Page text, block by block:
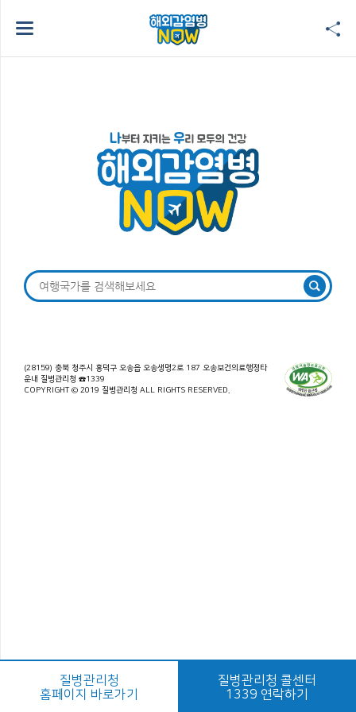
(28159) 충북 청주시 흥덕구 오송읍 오송생명2로 187 오송보건의료행정타
운내 질병관리청 ☎1339
COPYRIGHT © 2019 질병관리청 ALL RIGHTS RESERVED.
질병관리청
홈페이지 바로가기
질병관리청 콜센터
1339 연락하기